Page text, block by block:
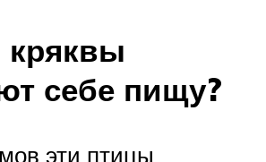
кряквы
себе пищу?
эти птицы